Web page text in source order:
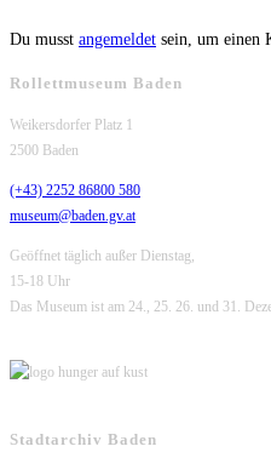
Du musst angemeldet sein, um einen
Rollettmuseum Baden
Weikersdorfer Platz 1
2500 Baden
(+43) 2252 86800 580
museum@baden.gv.at
Geöffnet täglich außer Dienstag,
15-18 Uhr
Das Museum ist am 24., 25. 26. und 31.
Stadtarchiv Baden